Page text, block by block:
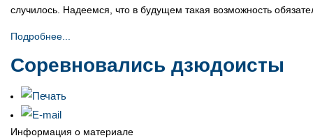
случилось. Надеемся, что в будущем такая возможность
Подробнее...
Соревновались дзюдоисты
Информация о материале